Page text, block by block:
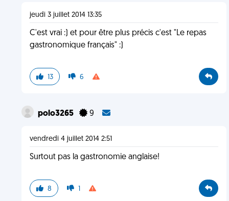
jeudi 3 juillet 2014 13:35
C'est vrai :) et pour être plus précis c'est "Le repas
gastronomique français" :)
13 6
polo3265 9
vendredi 4 juillet 2014 2:51
Surtout pas la gastronomie anglaise!
8 1